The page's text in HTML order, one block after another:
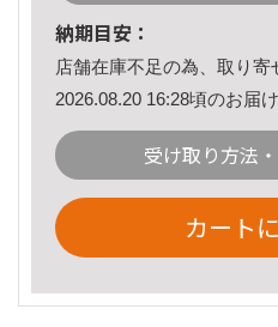
納期目安：
店舗在庫不足の為、取り寄
2026.08.20 16:28頃のお届
受け取り方法
カート